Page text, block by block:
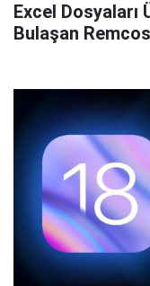
Excel Dosyaları
Bulaşan